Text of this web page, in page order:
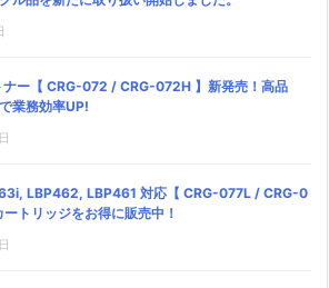
ナー【 CRG-072 / CRG-072H 】新発売！高品
業務効率UP!
LBP462, LBP461 対応【 CRG-077L / CRG-0
トリッジをお得に販売中！